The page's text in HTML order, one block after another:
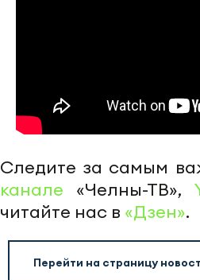
Следите за самым
канале «Челны-ТВ»,
читайте нас в «Дзен».
Перейти на страницу